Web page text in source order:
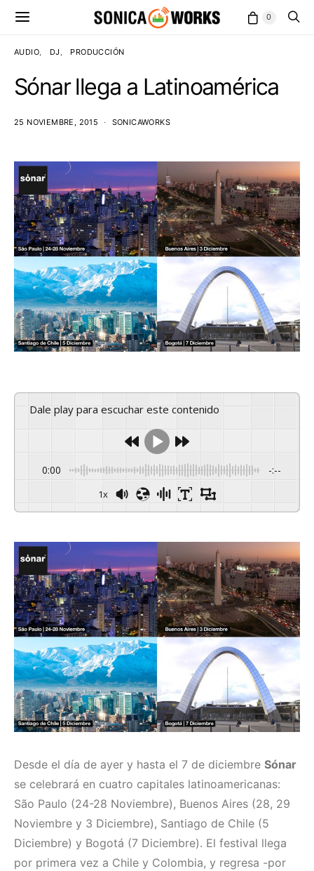
0
AUDIO DJ PRODUCCIÓN
Sónar llega a Latinoamérica
25 NOVIEMBRE, 2015 SONICAWORKS
Dale play para escuchar este contenido
0:00 -:--
1x
Desde el día de ayer y hasta el 7 de diciembre Sónar
se celebrará en cuatro capitales latinoamericanas:
São Paulo (24-28 Noviembre), Buenos Aires (28, 29
Noviembre y 3 Diciembre), Santiago de Chile (5
Diciembre) y Bogotá (7 Diciembre). El festival llega
por primera vez a Chile y Colombia, y regresa -por